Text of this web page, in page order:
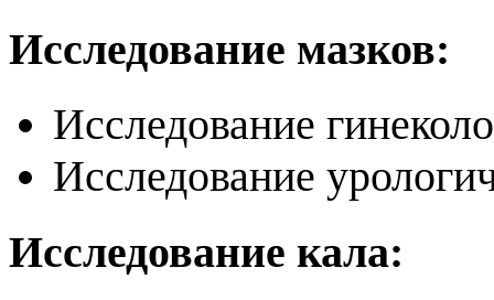
Исследование мазков:
Исследование
Исследование
Исследование кала: